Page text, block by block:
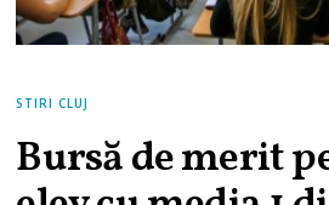
STIRI CLUJ
Bursă de merit